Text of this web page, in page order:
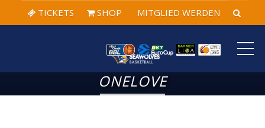
TICKETS SHOP MITGLIED WERDEN
ONELOVE